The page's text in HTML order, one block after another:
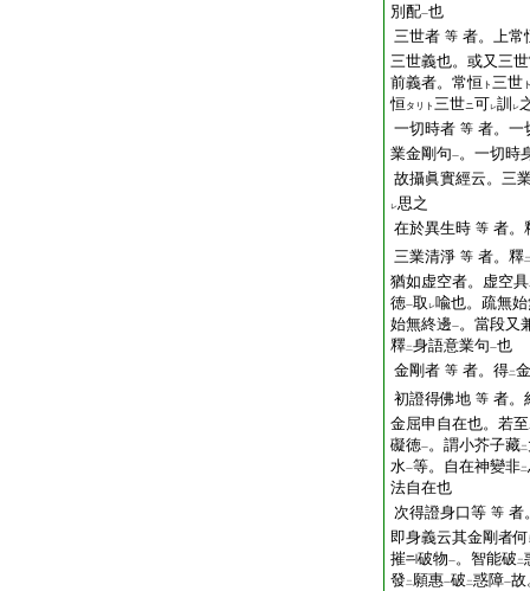
別配一也
三世者 等 者。上常
三世義也。或又三
前義者。常恒 ト 三世
恒 タリト 三世ニ可レ訓 レ
一切時者 等 者。一
業金剛句一。一切時
故攝眞實經云。三
レ思之
在於異生時 等 者。
三業清淨 等 者。釋二
猶如虚空者。虚空具
徳一取 レ喩也。疏無
始無終邊一。當段又
釋二身語意業句一也
金剛者 等 者。得二
初證得佛地 等 者。
金屈申自在也。若至
礙徳一。謂小芥子藏二
水一等。自在神變非二
法自在也
次得證身口等 等 者
即身義云其金剛者
摧
破物一。智能破 二
發 二願惠一破 二惑障一故